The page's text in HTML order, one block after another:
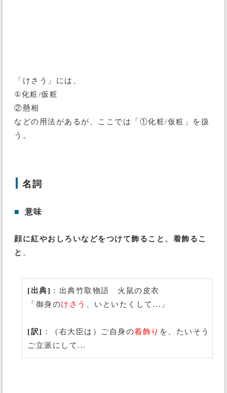
「けさう」には、
①化粧/仮粧
②懸相
などの用法があるが、ここでは「①化粧/仮粧」を扱
う。
名詞
■ 意味
顔に紅やおしろいなどをつけて飾ること、着飾るこ
と 。
[出典] ：出典竹取物語 火鼠の皮衣
「御身のけさう 、いといたくして...」
[訳] ：（右大臣は）ご自身の着飾り を、たいそう
ご立派にして...